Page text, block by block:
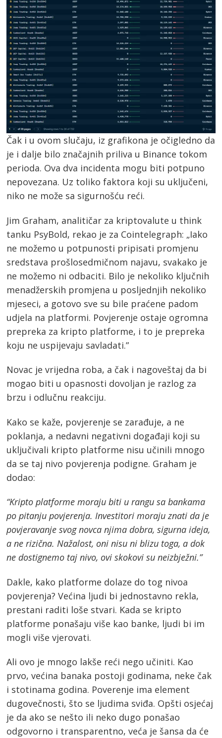
Čak i u ovom slučaju, iz grafikona je očigledno da
je i dalje bilo značajnih priliva u Binance tokom
perioda. Ova dva incidenta mogu biti potpuno
nepovezana. Uz toliko faktora koji su uključeni,
niko ne može sa sigurnošću reći.
Jim Graham, analitičar za kriptovalute u think
tanku PsyBold, rekao je za Cointelegraph: „Iako
ne možemo u potpunosti pripisati promjenu
sredstava prošlosedmičnom najavu, svakako je
ne možemo ni odbaciti. Bilo je nekoliko ključnih
menadžerskih promjena u posljednjih nekoliko
mjeseci, a gotovo sve su bile praćene padom
udjela na platformi. Povjerenje ostaje ogromna
prepreka za kripto platforme, i to je prepreka
koju ne uspijevaju savladati.”
Novac je vrijedna roba, a čak i nagoveštaj da bi
mogao biti u opasnosti dovoljan je razlog za
brzu i odlučnu reakciju.
Kako se kaže, povjerenje se zarađuje, a ne
poklanja, a nedavni negativni događaji koji su
uključivali kripto platforme nisu učinili mnogo
da se taj nivo povjerenja podigne. Graham je
dodao:
“Kripto platforme moraju biti u rangu sa bankama
po pitanju povjerenja. Investitori moraju znati da je
povjeravanje svog novca njima dobra, sigurna ideja,
a ne rizična. Nažalost, oni nisu ni blizu toga, a dok
ne dostignemo taj nivo, ovi skokovi su neizbježni.”
Dakle, kako platforme dolaze do tog nivoa
povjerenja? Većina ljudi bi jednostavno rekla,
prestani raditi loše stvari. Kada se kripto
platforme ponašaju više kao banke, ljudi bi im
mogli više vjerovati.
Ali ovo je mnogo lakše reći nego učiniti. Kao
prvo, većina banaka postoji godinama, neke čak
i stotinama godina. Poverenje ima element
dugovečnosti, što se ljudima sviđa. Opšti osjećaj
je da ako se nešto ili neko dugo ponašao
odgovorno i transparentno, veća je šansa da će
Post
navigation